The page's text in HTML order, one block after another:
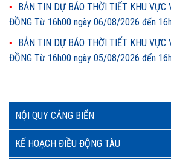
NỘI QUY CẢNG BIỂN
KẾ HOẠCH ĐIỀU ĐỘNG TÀU
BẢN TIN DỰ BÁO THỜI TIẾT KHU VỰC
ĐỒNG Từ 16h00 ngày 06/08/2026 đến
BẢN TIN DỰ BÁO THỜI TIẾT KHU VỰC
ĐỒNG Từ 16h00 ngày 05/08/2026 đến